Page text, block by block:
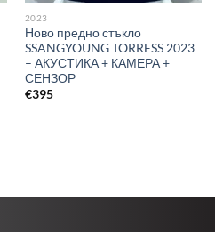
2023
Ново предно стъкло
SSANGYOUNG TORRESS 2023
– АКУСТИКА + КАМЕРА +
СЕНЗОР
€395